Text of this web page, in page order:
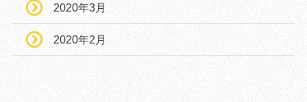
2020年3月
2020年2月